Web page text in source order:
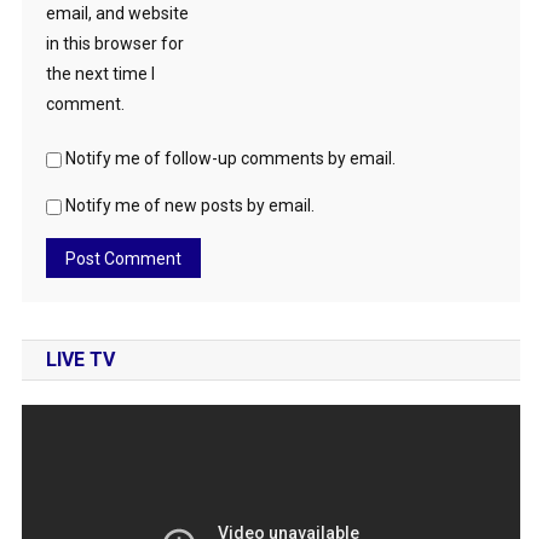
email, and website
in this browser for
the next time I
comment.
Notify me of follow-up comments by email.
Notify me of new posts by email.
LIVE TV